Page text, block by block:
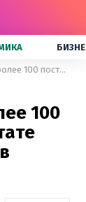
6 человек погибли и более 100 пострадавших в результате давки на рэп-концерте в Италии
100